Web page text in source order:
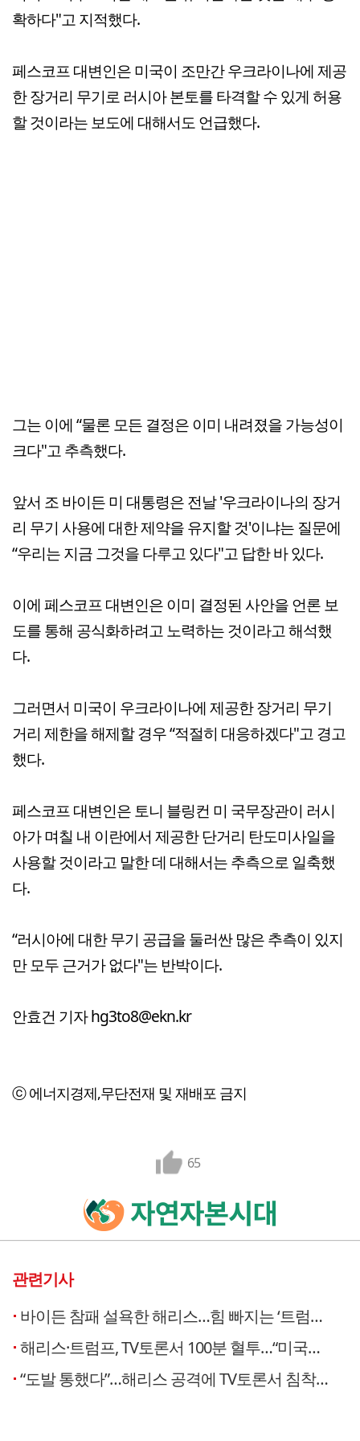
확하다"고 지적했다.
페스코프 대변인은 미국이 조만간 우크라이나에 제공
한 장거리 무기로 러시아 본토를 타격할 수 있게 허용
할 것이라는 보도에 대해서도 언급했다.
그는 이에 “물론 모든 결정은 이미 내려졌을 가능성이
크다"고 추측했다.
앞서 조 바이든 미 대통령은 전날 '우크라이나의 장거
리 무기 사용에 대한 제약을 유지할 것'이냐는 질문에
“우리는 지금 그것을 다루고 있다"고 답한 바 있다.
이에 페스코프 대변인은 이미 결정된 사안을 언론 보
도를 통해 공식화하려고 노력하는 것이라고 해석했
다.
그러면서 미국이 우크라이나에 제공한 장거리 무기
거리 제한을 해제할 경우 “적절히 대응하겠다"고 경고
했다.
페스코프 대변인은 토니 블링컨 미 국무장관이 러시
아가 며칠 내 이란에서 제공한 단거리 탄도미사일을
사용할 것이라고 말한 데 대해서는 추측으로 일축했
다.
“러시아에 대한 무기 공급을 둘러싼 많은 추측이 있지
만 모두 근거가 없다"는 반박이다.
안효건 기자 hg3to8@ekn.kr
ⓒ 에너지경제,무단전재 및 재배포 금지
65
관련기사
바이든 참패 설욕한 해리스…힘 빠지는 ‘트럼프 트레이드’
해리스·트럼프, TV토론서 100분 혈투…“미국인 위한 대통령” vs “최악의 부통령”
“도발 통했다”…해리스 공격에 TV토론서 침착성 잃은 트럼프